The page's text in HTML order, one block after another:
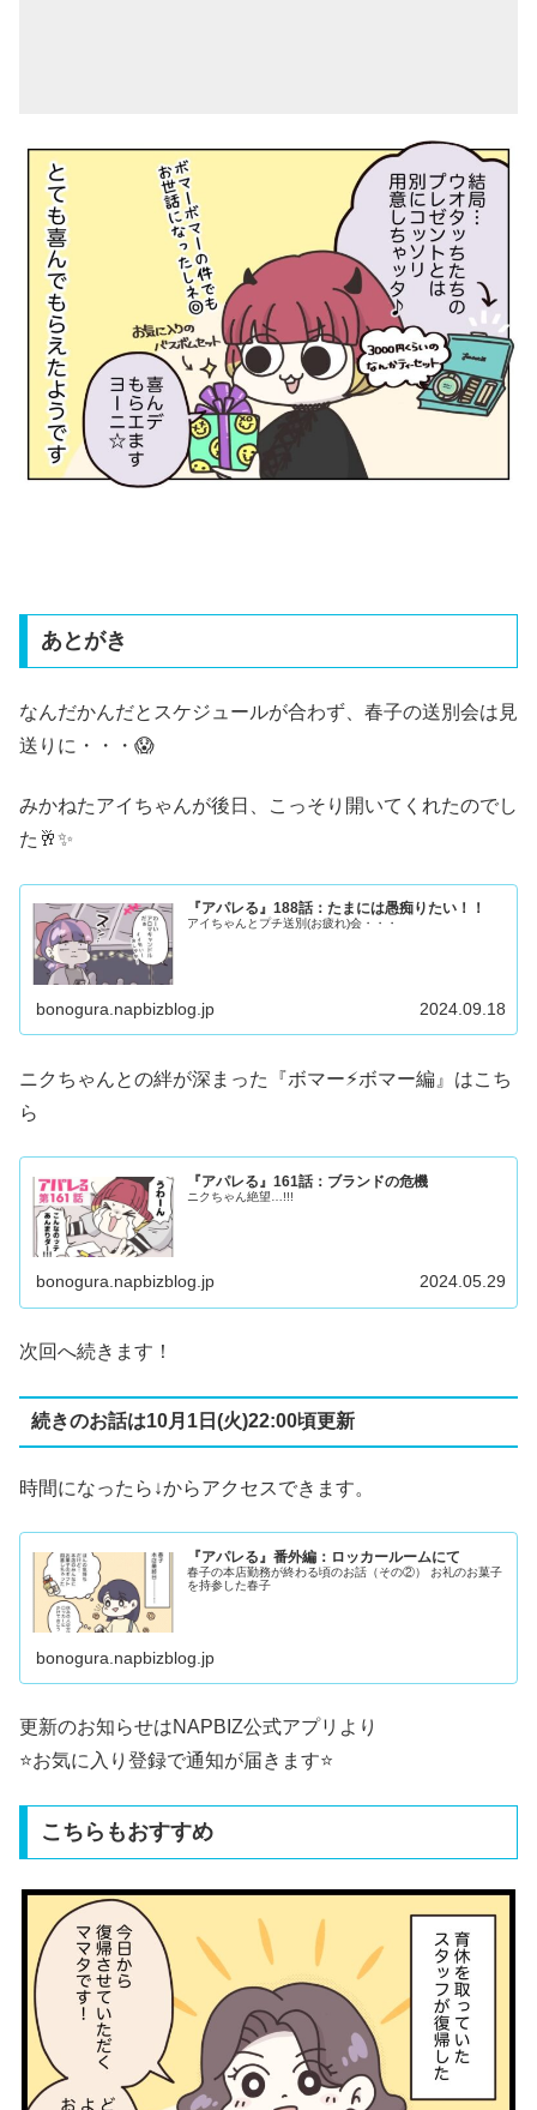
あとがき
なんだかんだとスケジュールが合わず、春子の送別会は見
送りに・・・😱
みかねたアイちゃんが後日、こっそり開いてくれたのでし
た🥂✨
『アパレる』188話：たまには愚痴りたい！！
アイちゃんとプチ送別(お疲れ)会・・・
bonogura.napbizblog.jp 2024.09.18
ニクちゃんとの絆が深まった『ボマー⚡︎ボマー編』はこち
ら
『アパレる』161話：ブランドの危機
ニクちゃん絶望…!!!
bonogura.napbizblog.jp 2024.05.29
次回へ続きます！
続きのお話は10月1日(火)22:00頃更新
時間になったら↓からアクセスできます。
『アパレる』番外編：ロッカールームにて
春子の本店勤務が終わる頃のお話（その②） お礼のお菓子
を持参した春子
bonogura.napbizblog.jp
更新のお知らせはNAPBIZ公式アプリより
⭐️お気に入り登録で通知が届きます⭐️
こちらもおすすめ